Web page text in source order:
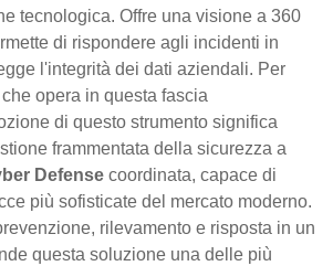
tecnologica. Offre una visione a 360
di rispondere agli incidenti in
l'integrità dei dati aziendali. Per
opera in questa fascia
di questo strumento significa
frammentata della sicurezza a
Defense coordinata, capace di
più sofisticate del mercato moderno.
rilevamento e risposta in un
questa soluzione una delle più